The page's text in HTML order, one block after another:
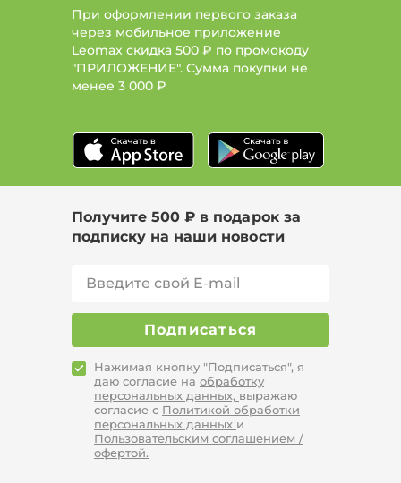
При оформлении первого заказа
через мобильное приложение
Leomax скидка 500 ₽ по промокоду
"ПРИЛОЖЕНИЕ". Сумма покупки не
менее 3 000 ₽
Получите 500 ₽ в подарок за
подписку на наши новости
Подписаться
Нажимая кнопку "Подписаться", я
даю согласие на обработку
персональных данных, выражаю
согласие с Политикой обработки
персональных данных и
Пользовательским соглашением /
офертой.